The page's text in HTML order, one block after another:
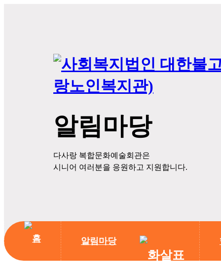
알림마당
다사랑 복합문화예술회관은
시니어 여러분을 응원하고 지원합니다.
알림마당